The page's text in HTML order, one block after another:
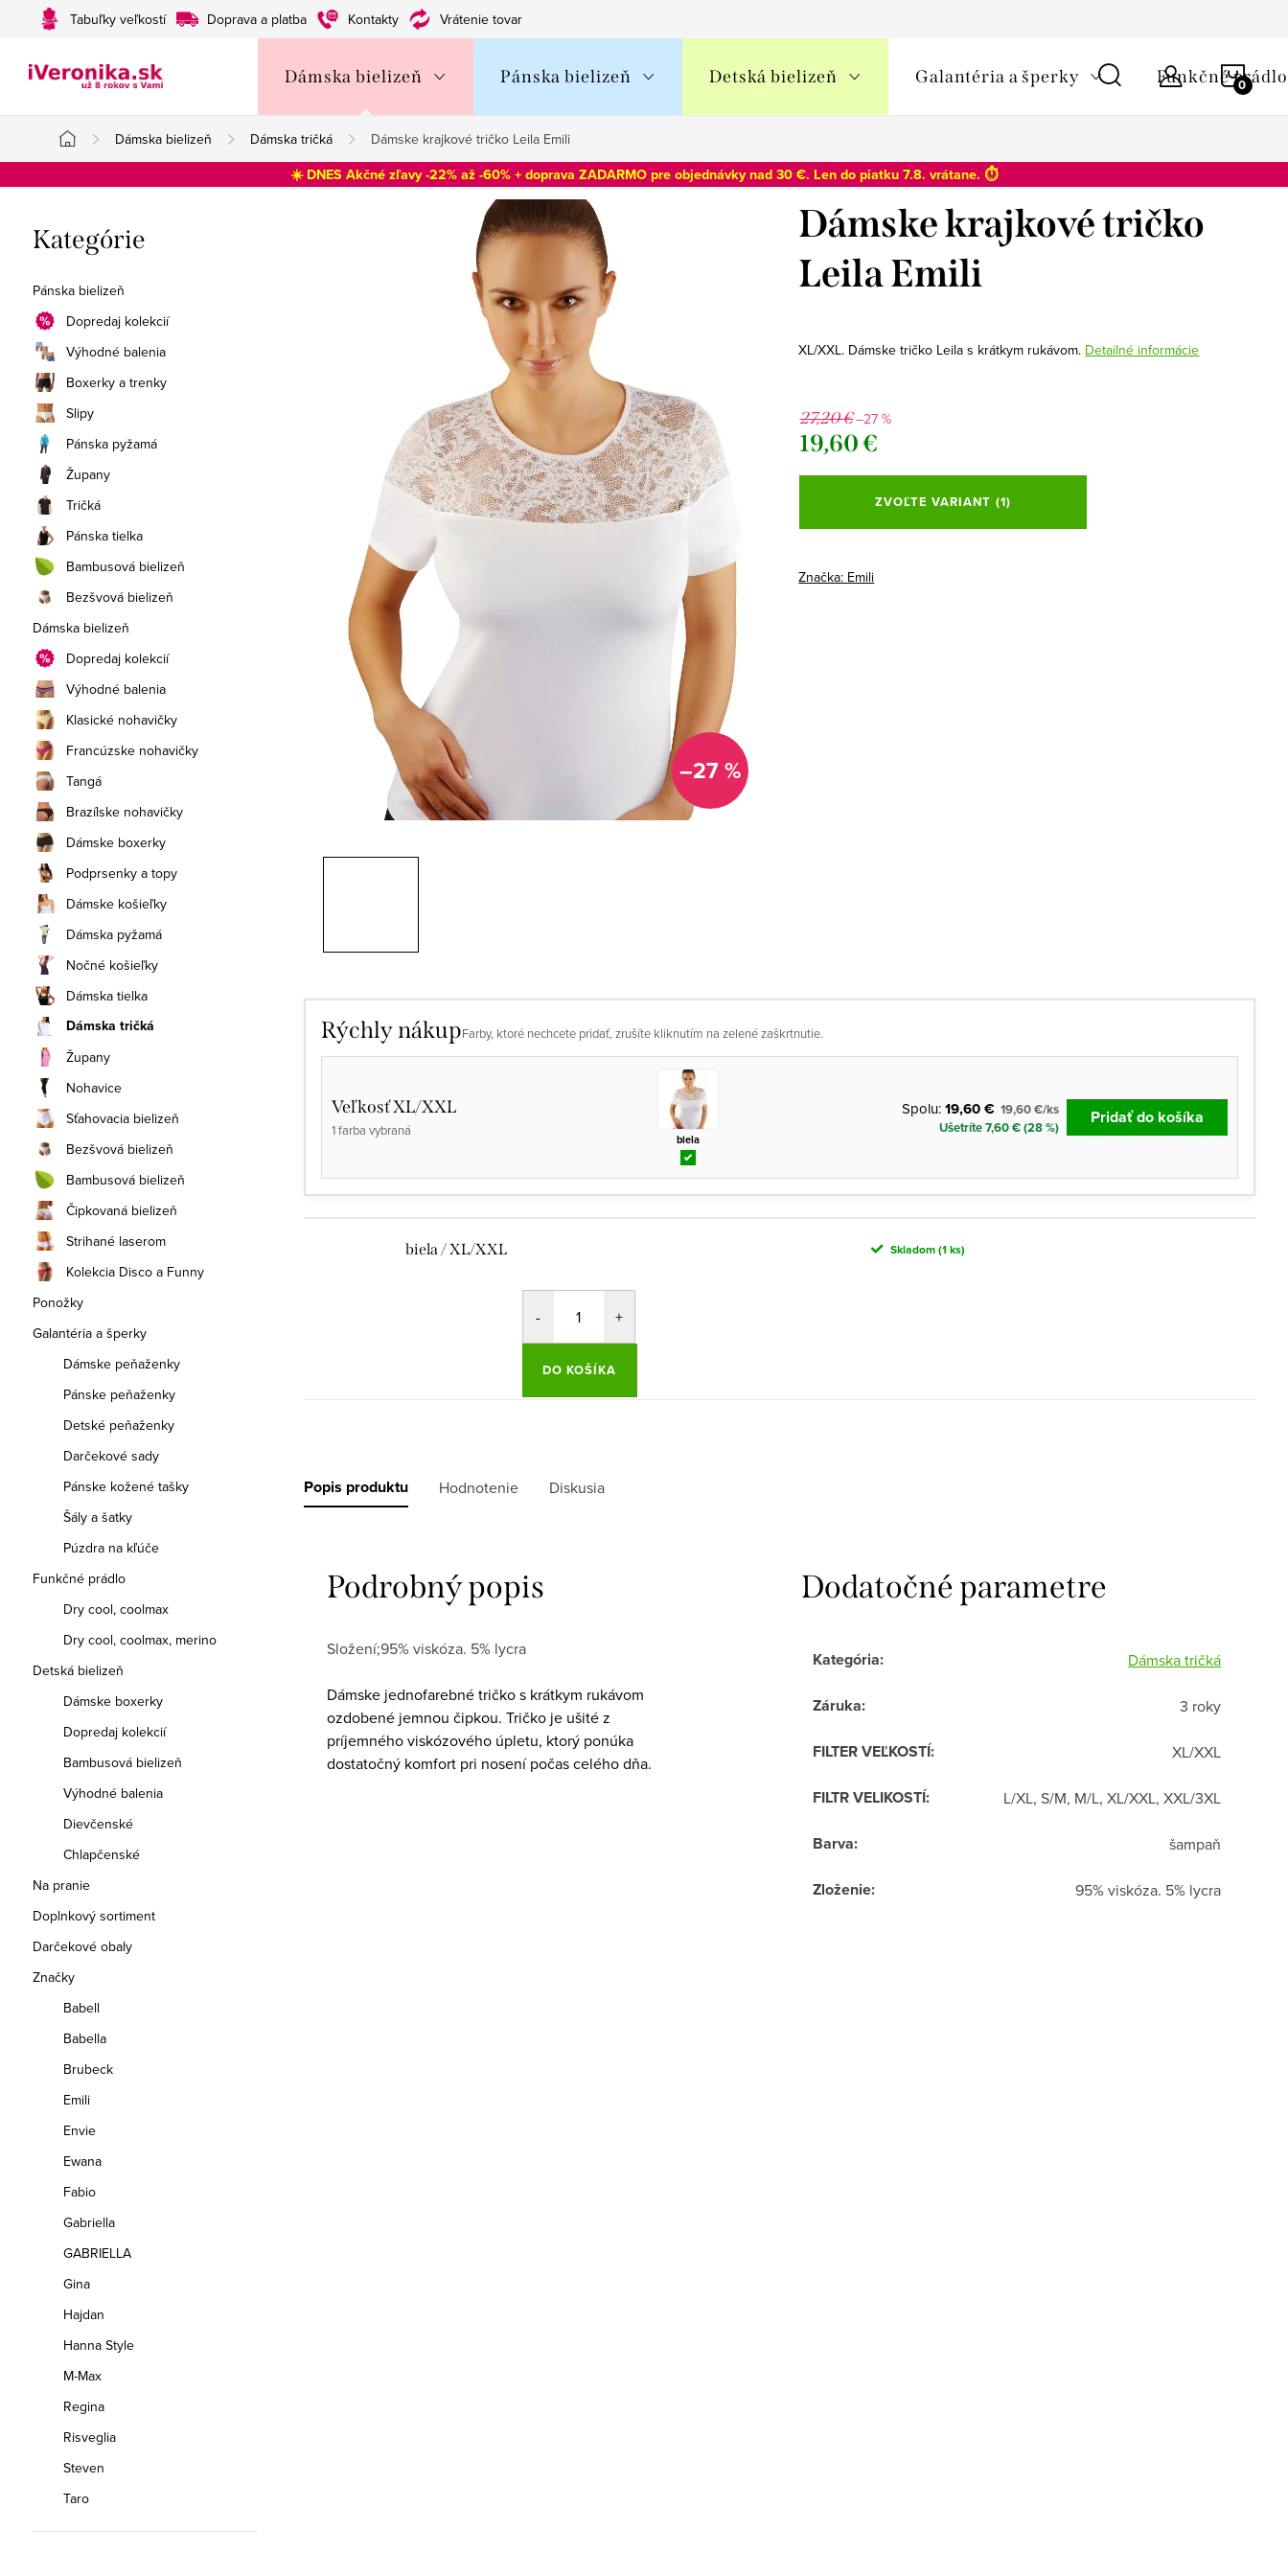
Tabuľky veľkostí Doprava a platba Kontakty Vrátenie tovaru
Dámska bielizeň Pánska bielizeň Detská bielizeň Galantéria a šperky Funkčné prádlo
Domov
Dámska bielizeň Dámska tričká Dámske krajkové tričko Leila Emili
☀️ DNES Akčné zľavy -22% až -60% + doprava ZADARMO pre objednávky nad 30 €. Len do piatku 7.8. vrátane. ⏱️
o
č
n
ý
p
a
n
e
l
Preskočiť
kategórie
Kategórie
Pánska bielizeň
Dopredaj kolekcií
Výhodné balenia
Boxerky a trenky
Slipy
Pánska pyžamá
Župany
Tričká
Pánska tielka
Bambusová bielizeň
Bezšvová bielizeň
Dámska bielizeň
Dopredaj kolekcií
Výhodné balenia
Klasické nohavičky
Francúzske nohavičky
Tangá
Brazílske nohavičky
Dámske boxerky
Podprsenky a topy
Dámske košieľky
Dámska pyžamá
Nočné košieľky
Dámska tielka
Dámska tričká
Župany
Nohavice
Sťahovacia bielizeň
Bezšvová bielizeň
Bambusová bielizeň
Čipkovaná bielizeň
Strihané laserom
Kolekcia Disco a Funny
Ponožky
Galantéria a šperky
Dámske peňaženky
Pánske peňaženky
Detské peňaženky
Darčekové sady
Pánske kožené tašky
Šály a šatky
Púzdra na kľúče
Funkčné prádlo
Dry cool, coolmax
Dry cool, coolmax, merino
Detská bielizeň
Dámske boxerky
Dopredaj kolekcií
Bambusová bielizeň
Výhodné balenia
Dievčenské
Chlapčenské
Na pranie
Doplnkový sortiment
Darčekové obaly
Značky
Babell
Babella
Brubeck
Emili
Envie
Ewana
Fabio
Gabriella
GABRIELLA
Gina
Hajdan
Hanna Style
M-Max
Regina
Risveglia
Steven
Taro
–27 %
Dámske krajkové tričko
Leila Emili
XL/XXL. Dámske tričko Leila s krátkym rukávom. Detailné informácie
27,20 €–27 %
19,60 €
Jednotková
ZVOĽTE VARIANT (1)
Značka: Emili
Rýchly nákupFarby, ktoré nechcete pridať, zrušíte kliknutím na zelené zaškrtnutie.
Veľkosť XL/XXL
1 farba vybraná
biela
Spolu:19,60 € 19,60 €/ks
Ušetríte 7,60 € (28 %)
Pridať do košíka
biela / XL/XXL Skladom(1 ks)
DO KOŠÍKA
Popis produktu Hodnotenie Diskusia
Podrobný popis
Složení;95% viskóza. 5% lycra
Dámske jednofarebné tričko s krátkym rukávom
ozdobené jemnou čipkou. Tričko je ušité z
príjemného viskózového úpletu, ktorý ponúka
dostatočný komfort pri nosení počas celého dňa.
Dodatočné parametre
Kategória: Dámska tričká
Záruka: 3 roky
FILTER VEĽKOSTÍ: XL/XXL
FILTR VELIKOSTÍ: L/XL, S/M, M/L, XL/XXL, XXL/3XL
Barva: šampaň
Zloženie: 95% viskóza. 5% lycra